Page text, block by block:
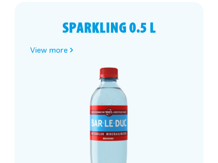
SPARKLING 0.5 L
View more